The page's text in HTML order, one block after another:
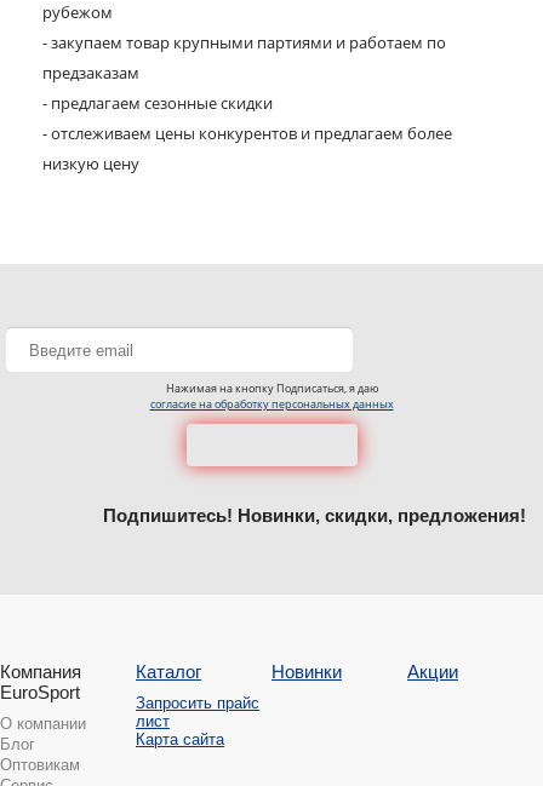
рубежом
- закупаем товар крупными партиями и работаем по
предзаказам
- предлагаем сезонные скидки
- отслеживаем цены конкурентов и предлагаем более
низкую цену
Нажимая на кнопку Подписаться, я даю
согласие на обработку персональных данных
Подпишитесь! Новинки, скидки, предложения!
Компания
EuroSport
О компании
Блог
Оптовикам
Каталог
Запросить прайс
лист
Карта сайта
Новинки Акции